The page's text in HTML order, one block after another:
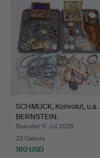
SCHMUCK, Konvolut, u.a.
BERNSTEIN.
Beendet 11. Jul 2026
23 Gebote
180 USD